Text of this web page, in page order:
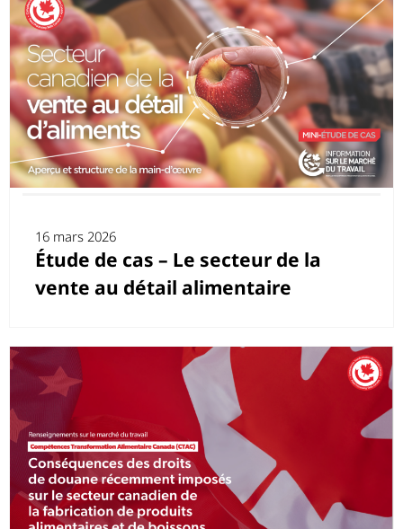
16 mars 2026
Étude de cas – Le secteur de la
vente au détail alimentaire